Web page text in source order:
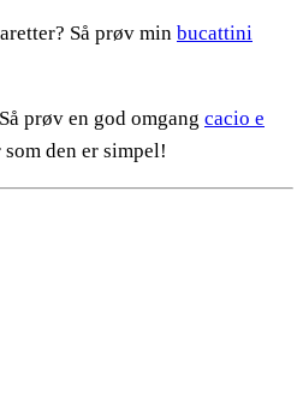
Så prøv min bucattini
prøv en god omgang cacio e
den er simpel!